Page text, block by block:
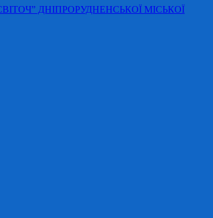
ДНІПРОРУДНЕНСЬКОЇ МІСЬКОЇ